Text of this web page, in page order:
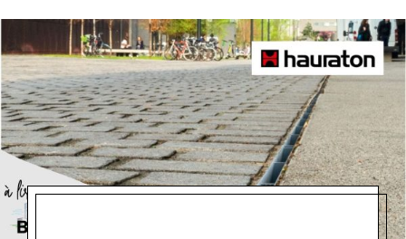
Batimedialive